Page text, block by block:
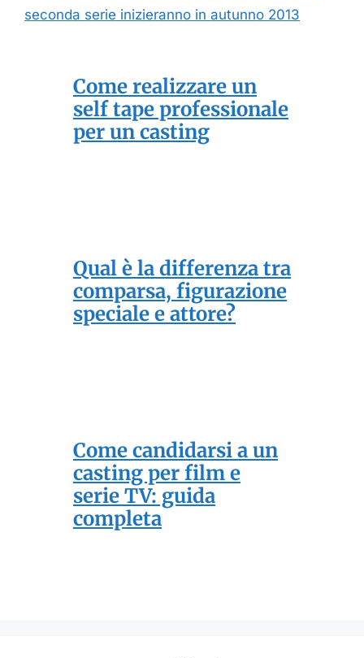
seconda serie inizieranno in autunno 2013
Come realizzare un
self tape professionale
per un casting
Qual è la differenza tra
comparsa, figurazione
speciale e attore?
Come candidarsi a un
casting per film e
serie TV: guida
completa